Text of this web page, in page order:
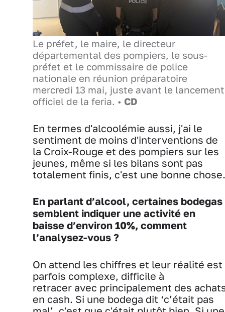
Le préfet, le maire, le directeur
départemental des pompiers, le sous-
préfet et le commissaire de police
nationale en réunion préparatoire
mercredi 13 mai, juste avant le lancement
officiel de la feria. • CD
En termes d'alcoolémie aussi, j'ai le
sentiment de moins d'interventions de
la Croix-Rouge et des pompiers sur les
jeunes, même si les bilans sont pas
totalement finis, c'est une bonne chose.
En parlant d’alcool, certaines bodegas
semblent indiquer une activité en
baisse d’environ 10%, comment
l’analysez-vous ?
On attend les chiffres et leur réalité est
parfois complexe, difficile à
retracer avec principalement des
en cash. Si une bodega dit ‘c’était pas